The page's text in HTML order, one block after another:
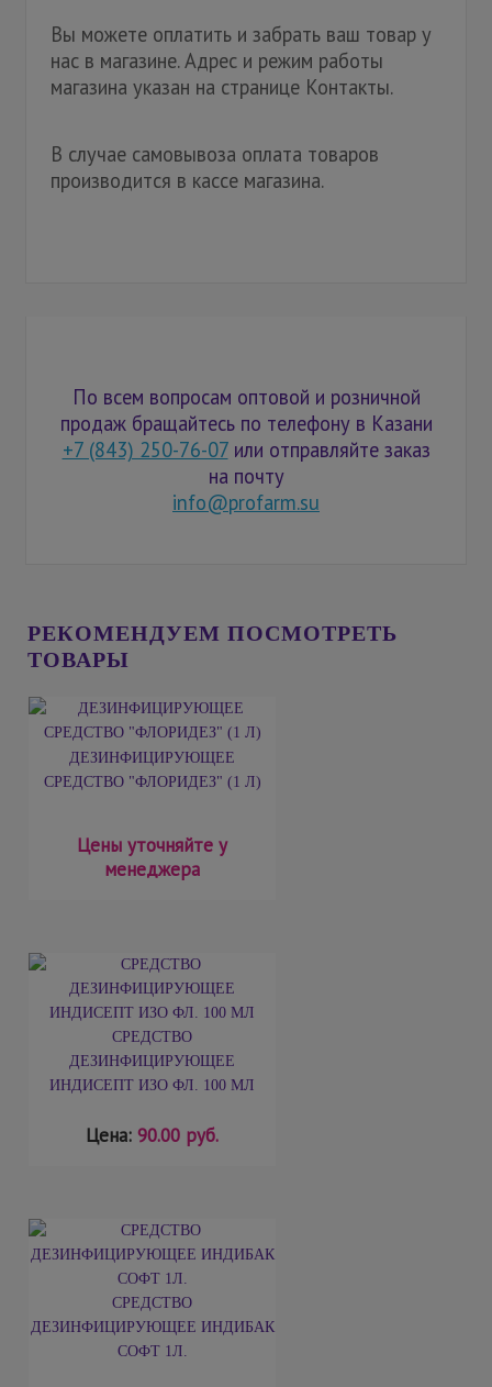
Вы можете оплатить и забрать ваш товар у
нас в магазине. Адрес и режим работы
магазина указан на странице Контакты.
В случае самовывоза оплата товаров
производится в кассе магазина.
По всем вопросам оптовой и розничной
продаж бращайтесь по телефону в Казани
+7 (843) 250-76-07или отправляйте заказ
на почту
info@profarm.su
РЕКОМЕНДУЕМ ПОСМОТРЕТЬ
ТОВАРЫ
ДЕЗИНФИЦИРУЮЩЕЕ
СРЕДСТВО "ФЛОРИДЕЗ" (1 Л)
Цены уточняйте у
менеджера
СРЕДСТВО
ДЕЗИНФИЦИРУЮЩЕЕ
ИНДИСЕПТ ИЗО ФЛ. 100 МЛ
Цена: 90.00 руб.
СРЕДСТВО
ДЕЗИНФИЦИРУЮЩЕЕ ИНДИБАК
СОФТ 1Л.